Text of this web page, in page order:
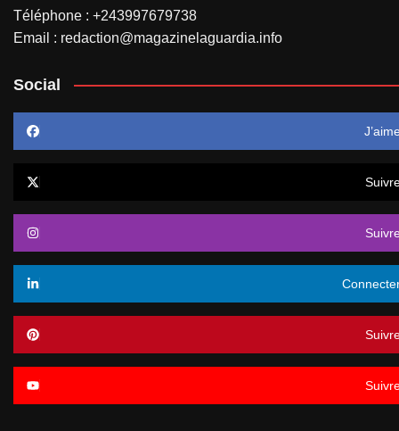
Téléphone : +243997679738
Email : redaction@magazinelaguardia.info
Social